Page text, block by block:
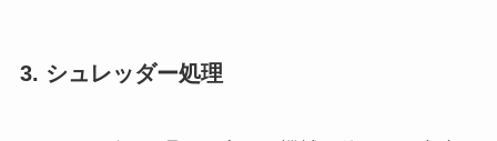
3. シュレッダー処理